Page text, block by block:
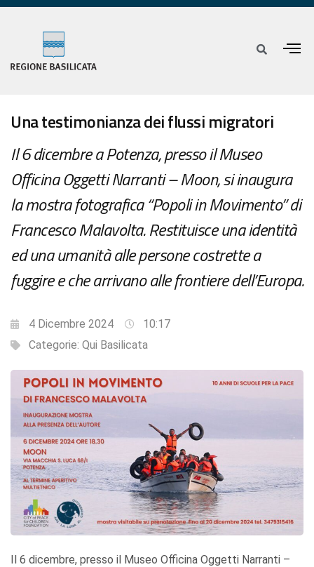
Una testimonianza dei flussi migratori
Il 6 dicembre a Potenza, presso il Museo
Officina Oggetti Narranti – Moon, si inaugura
la mostra fotografica “Popoli in Movimento” di
Francesco Malavolta. Restituisce una identità
ed una umanità alle persone costrette a
fuggire e che arrivano alle frontiere dell’Europa.
4 Dicembre 2024
10:17
Categorie: Qui Basilicata
Il 6 dicembre, presso il Museo Officina Oggetti Narranti –